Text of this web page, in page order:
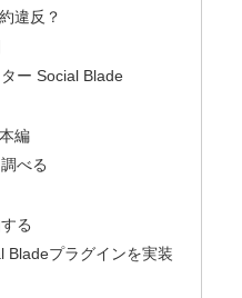
違反？
ー Social Blade
編
べる
る
Bladeプラグインを実装